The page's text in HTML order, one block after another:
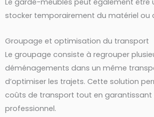
Le garde-meubles peut également être
stocker temporairement du matériel ou
Groupage et optimisation du transport
Le groupage consiste à regrouper
déménagements dans un même
d’optimiser les trajets. Cette solution
coûts de transport tout en garantissant
professionnel.